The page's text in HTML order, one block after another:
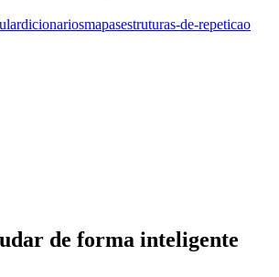
dicionariosmapasestruturas-de-repeticao
de forma inteligente